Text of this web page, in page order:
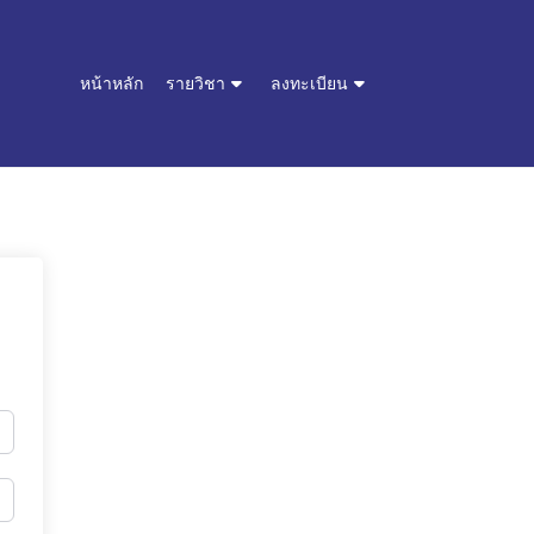
หน้าหลัก รายวิชา ลงทะเบียน